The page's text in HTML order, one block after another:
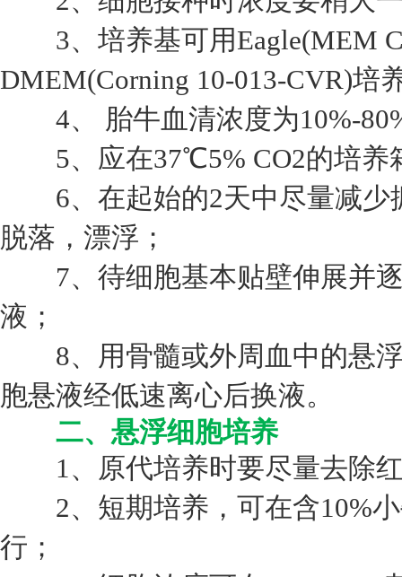
3、培养基可用Eagle(MEM
DMEM(Corning 10-013-CVR)培
4、 胎牛血清浓度为10%-
5、应在37℃5% CO2的培养
6、在起始的2天中尽量减少
脱落，漂浮；
7、待细胞基本贴壁伸展并逐
液；
8、用骨髓或外周血中的悬浮
胞悬液经低速离心后换液。
二、悬浮细胞培养
1、原代培养时要尽量去除
2、短期培养，可在含10%小
行；